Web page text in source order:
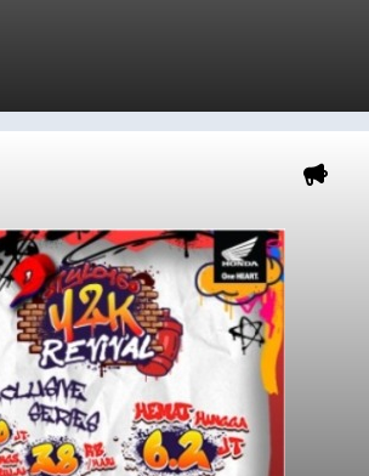
Warnai H-
di Bali: Ajang
Masuki
| Denpasar- Dua hari